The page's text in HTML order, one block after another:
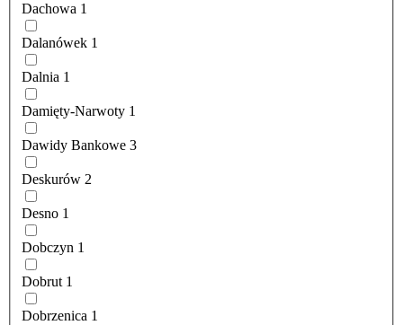
Dachowa 1
Dalanówek 1
Dalnia 1
Damięty-Narwoty 1
Dawidy Bankowe 3
Deskurów 2
Desno 1
Dobczyn 1
Dobrut 1
Dobrzenica 1